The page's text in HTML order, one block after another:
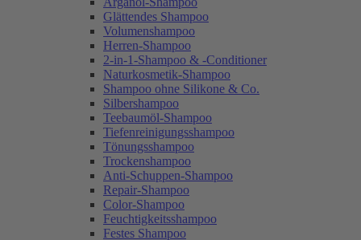
Glättendes Shampoo
Volumenshampoo
Herren-Shampoo
2-in-1-Shampoo & -Conditioner
Naturkosmetik-Shampoo
Shampoo ohne Silikone & Co.
Silbershampoo
Teebaumöl-Shampoo
Tiefenreinigungsshampoo
Tönungsshampoo
Trockenshampoo
Anti-Schuppen-Shampoo
Repair-Shampoo
Color-Shampoo
Feuchtigkeitsshampoo
Festes Shampoo